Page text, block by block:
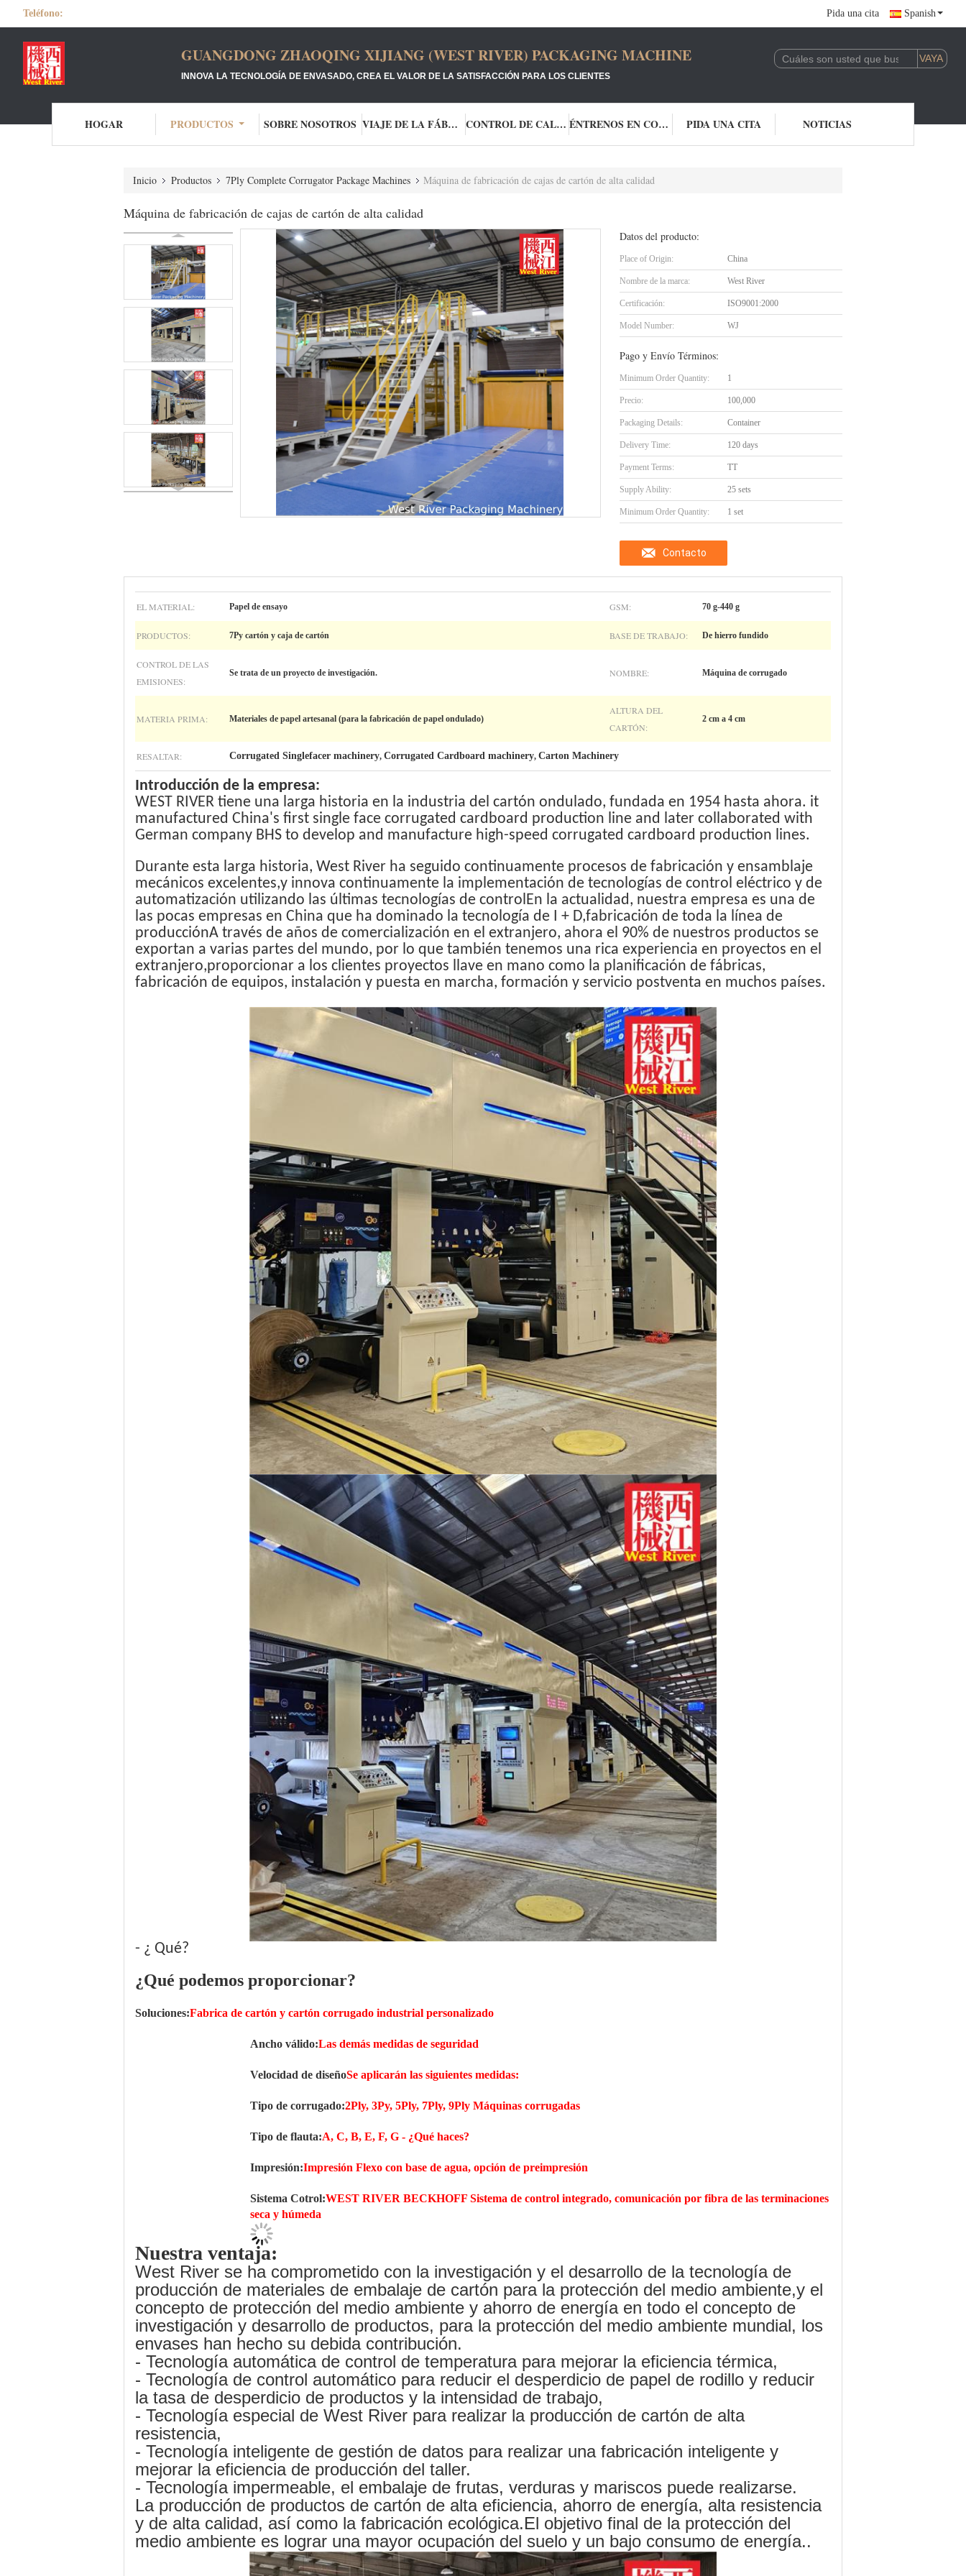
Deja un mensaje
¡Te llamaremos pronto!
PRESENTACIóN
Teléfono: Pida una cita Spanish
GUANGDONG ZHAOQING XIJIANG (WEST RIVER) PACKAGING MACHINERY CO.,LTD
INNOVA LA TECNOLOGÍA DE ENVASADO, CREA EL VALOR DE LA SATISFACCIÓN PARA LOS CLIENTES
HOGAR PRODUCTOS SOBRE NOSOTROS VIAJE DE LA FÁBRICA CONTROL DE CALIDAD ÉNTRENOS EN CONTACTO CON PIDA UNA CITA NOTICIAS
Inicio Productos 7Ply Complete Corrugator Package Machines Máquina de fabricación de cajas de cartón de alta calidad
Máquina de fabricación de cajas de cartón de alta calidad
Datos del producto:
Place of Origin: China
Nombre de la marca: West River
Certificación: ISO9001:2000
Model Number: WJ
Pago y Envío Términos:
Minimum Order Quantity: 1
Precio: 100,000
Packaging Details: Container
Delivery Time: 120 days
Payment Terms: TT
Supply Ability: 25 sets
Minimum Order Quantity: 1 set
Contacto
EL MATERIAL: Papel de ensayo GSM: 70 g-440 g
PRODUCTOS: 7Py cartón y caja de cartón BASE DE TRABAJO: De hierro fundido
CONTROL DE LAS
EMISIONES:
Se trata de un proyecto de investigación. NOMBRE: Máquina de corrugado
MATERIA PRIMA: Materiales de papel artesanal (para la fabricación de papel ondulado)
ALTURA DEL
CARTÓN:
2 cm a 4 cm
RESALTAR: Corrugated Singlefacer machinery, Corrugated Cardboard machinery, Carton Machinery
Introducción de la empresa:
WEST RIVER tiene una larga historia en la industria del cartón ondulado, fundada en 1954 hasta ahora. it
manufactured China's first single face corrugated cardboard production line and later collaborated with
German company BHS to develop and manufacture high-speed corrugated cardboard production lines.
Durante esta larga historia, West River ha seguido continuamente procesos de fabricación y ensamblaje
mecánicos excelentes,y innova continuamente la implementación de tecnologías de control eléctrico y de
automatización utilizando las últimas tecnologías de controlEn la actualidad, nuestra empresa es una de
las pocas empresas en China que ha dominado la tecnología de I + D,fabricación de toda la línea de
producciónA través de años de comercialización en el extranjero, ahora el 90% de nuestros productos se
exportan a varias partes del mundo, por lo que también tenemos una rica experiencia en proyectos en el
extranjero,proporcionar a los clientes proyectos llave en mano como la planificación de fábricas,
fabricación de equipos, instalación y puesta en marcha, formación y servicio postventa en muchos países.
- ¿ Qué?
¿Qué podemos proporcionar?
Soluciones:Fabrica de cartón y cartón corrugado industrial personalizado
Ancho válido:Las demás medidas de seguridad
Velocidad de diseñoSe aplicarán las siguientes medidas:
Tipo de corrugado:2Ply, 3Py, 5Ply, 7Ply, 9Ply Máquinas corrugadas
Tipo de flauta:A, C, B, E, F, G - ¿Qué haces?
Impresión:Impresión Flexo con base de agua, opción de preimpresión
Sistema Cotrol:WEST RIVER BECKHOFF Sistema de control integrado, comunicación por fibra de las terminaciones
seca y húmeda
Nuestra ventaja:
West River se ha comprometido con la investigación y el desarrollo de la tecnología de
producción de materiales de embalaje de cartón para la protección del medio ambiente,y el
concepto de protección del medio ambiente y ahorro de energía en todo el concepto de
investigación y desarrollo de productos, para la protección del medio ambiente mundial, los
envases han hecho su debida contribución.
- Tecnología automática de control de temperatura para mejorar la eficiencia térmica,
- Tecnología de control automático para reducir el desperdicio de papel de rodillo y reducir
la tasa de desperdicio de productos y la intensidad de trabajo,
- Tecnología especial de West River para realizar la producción de cartón de alta
resistencia,
- Tecnología inteligente de gestión de datos para realizar una fabricación inteligente y
mejorar la eficiencia de producción del taller.
- Tecnología impermeable, el embalaje de frutas, verduras y mariscos puede realizarse.
La producción de productos de cartón de alta eficiencia, ahorro de energía, alta resistencia
y de alta calidad, así como la fabricación ecológica.El objetivo final de la protección del
medio ambiente es lograr una mayor ocupación del suelo y un bajo consumo de energía..